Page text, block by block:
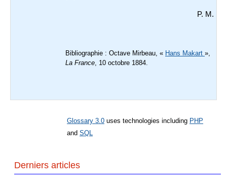
P. M.
Bibliographie : Octave Mirbeau, « Hans Makart »,
La France, 10 octobre 1884.
Glossary 3.0 uses technologies including PHP
and SQL
Derniers articles